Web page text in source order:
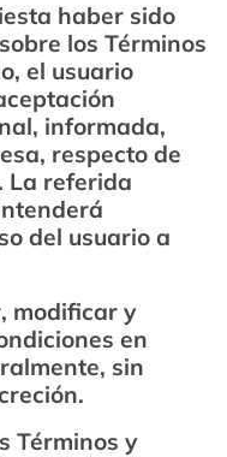
haber sido
los Términos
el usuario
informada,
respecto de
La referida
del usuario a
modificar y
en
sin
Términos y